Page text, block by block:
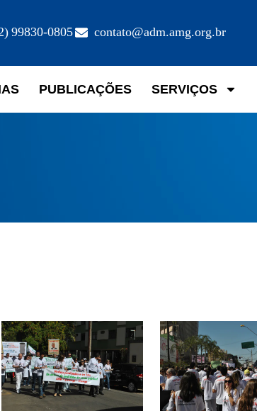
99830-0805 contato@adm.amg.org.br
PUBLICAÇÕES SERVIÇOS